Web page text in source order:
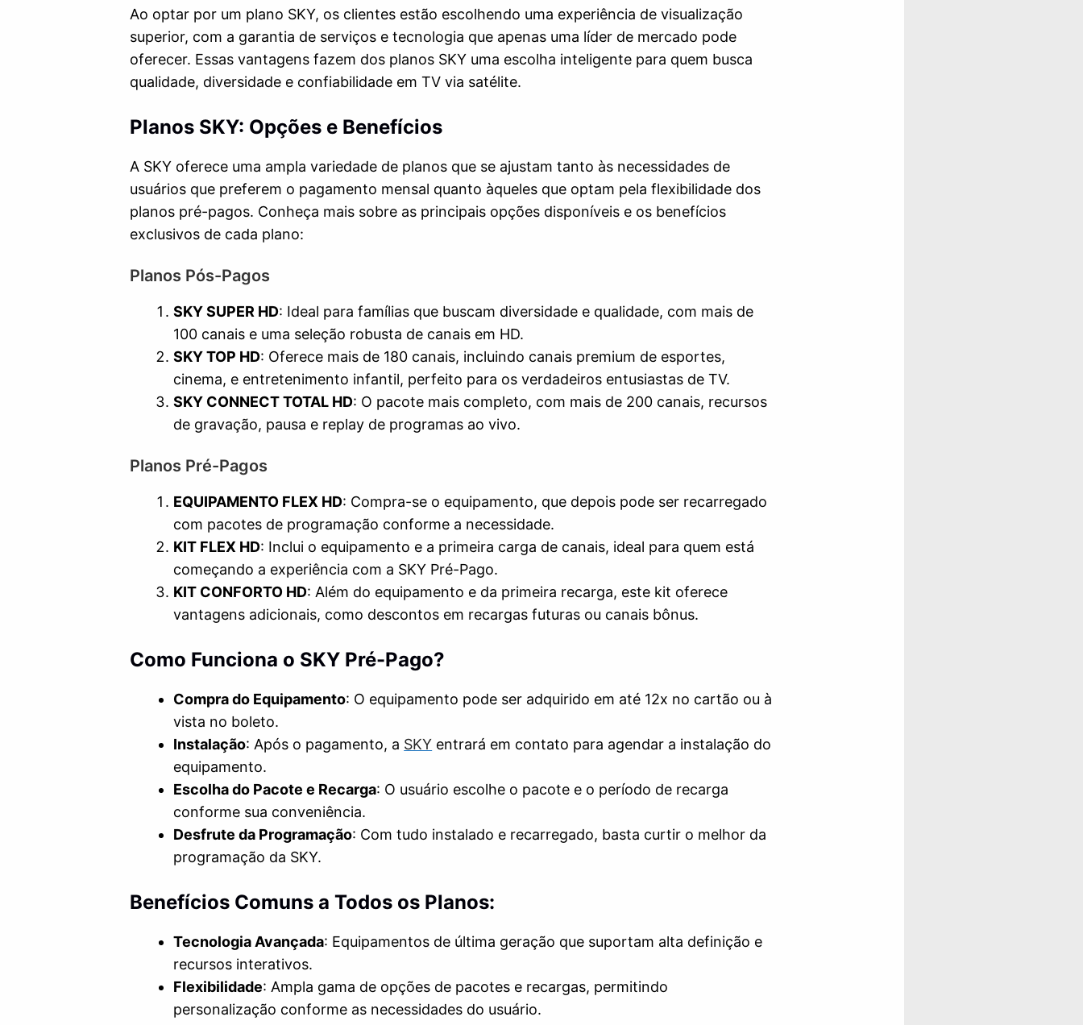
Ao optar por um plano SKY, os clientes estão escolhendo uma experiência de visualização
superior, com a garantia de serviços e tecnologia que apenas uma líder de mercado pode
oferecer. Essas vantagens fazem dos planos SKY uma escolha inteligente para quem busca
qualidade, diversidade e confiabilidade em TV via satélite.
Planos SKY: Opções e Benefícios
A SKY oferece uma ampla variedade de planos que se ajustam tanto às necessidades de
usuários que preferem o pagamento mensal quanto àqueles que optam pela flexibilidade dos
planos pré-pagos. Conheça mais sobre as principais opções disponíveis e os benefícios
exclusivos de cada plano:
Planos Pós-Pagos
SKY SUPER HD: Ideal para famílias que buscam diversidade e qualidade, com mais de
100 canais e uma seleção robusta de canais em HD.
SKY TOP HD: Oferece mais de 180 canais, incluindo canais premium de esportes,
cinema, e entretenimento infantil, perfeito para os verdadeiros entusiastas de TV.
SKY CONNECT TOTAL HD: O pacote mais completo, com mais de 200 canais, recursos
de gravação, pausa e replay de programas ao vivo.
Planos Pré-Pagos
EQUIPAMENTO FLEX HD: Compra-se o equipamento, que depois pode ser recarregado
com pacotes de programação conforme a necessidade.
KIT FLEX HD: Inclui o equipamento e a primeira carga de canais, ideal para quem está
começando a experiência com a SKY Pré-Pago.
KIT CONFORTO HD: Além do equipamento e da primeira recarga, este kit oferece
vantagens adicionais, como descontos em recargas futuras ou canais bônus.
Como Funciona o SKY Pré-Pago?
Compra do Equipamento: O equipamento pode ser adquirido em até 12x no cartão ou à
vista no boleto.
Instalação: Após o pagamento, a SKY entrará em contato para agendar a instalação do
equipamento.
Escolha do Pacote e Recarga: O usuário escolhe o pacote e o período de recarga
conforme sua conveniência.
Desfrute da Programação: Com tudo instalado e recarregado, basta curtir o melhor da
programação da SKY.
Benefícios Comuns a Todos os Planos:
Tecnologia Avançada: Equipamentos de última geração que suportam alta definição e
recursos interativos.
Flexibilidade: Ampla gama de opções de pacotes e recargas, permitindo
personalização conforme as necessidades do usuário.
Eu Quero